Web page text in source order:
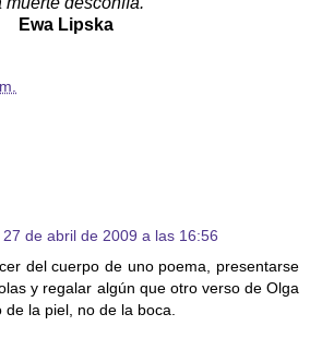
Ewa Lipska
27 de abril de 2009 a las 16:56
del cuerpo de uno poema, presentarse
y regalar algún que otro verso de Olga
la piel, no de la boca.